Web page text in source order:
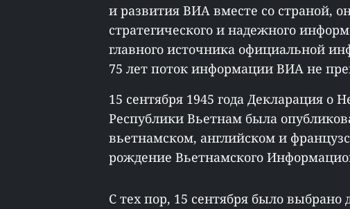
и развития ВИА вместе со страной,
стратегического и надежного
главного источника официальной
75 лет поток информации ВИА не
15 сентября 1945 года Декларация о
Республики Вьетнам была
вьетнамском, английском и
рождение Вьетнамского
С тех пор, 15 сентября было